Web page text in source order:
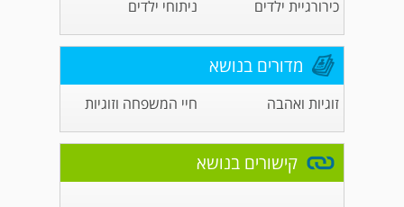
כירורגיית ילדים
ניתוחי ילדים
מדורים בנושא
זוגיות ואהבה חיי המשפחה וזוגיות
קישורים בנושא